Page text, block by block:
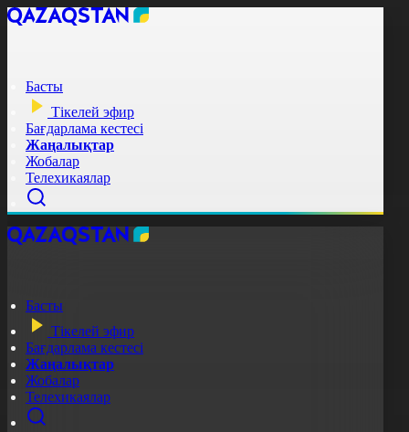
Басты
Тікелей эфир
Бағдарлама кестесі
Жаңалықтар
Жобалар
Телехикаялар
Басты
Тікелей эфир
Бағдарлама кестесі
Жаңалықтар
Жобалар
Телехикаялар